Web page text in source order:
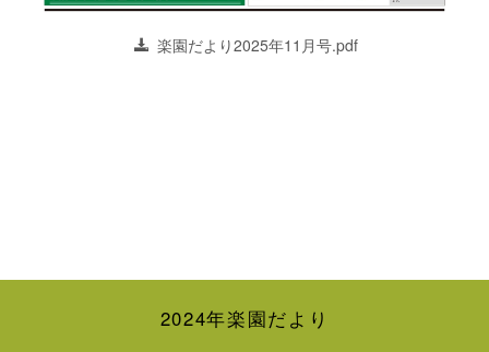
楽園だより2025年11月号.pdf
2024年楽園だより